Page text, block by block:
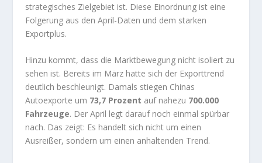
strategisches Zielgebiet ist. Diese Einordnung ist eine
Folgerung aus den April-Daten und dem starken
Exportplus.
Hinzu kommt, dass die Marktbewegung nicht isoliert zu
sehen ist. Bereits im März hatte sich der Exporttrend
deutlich beschleunigt. Damals stiegen Chinas
Autoexporte um 73,7 Prozent auf nahezu 700.000
Fahrzeuge. Der April legt darauf noch einmal spürbar
nach. Das zeigt: Es handelt sich nicht um einen
Ausreißer, sondern um einen anhaltenden Trend.